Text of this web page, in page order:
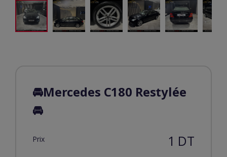
🚘Mercedes C180 Restylée
🚘
Prix 1 DT